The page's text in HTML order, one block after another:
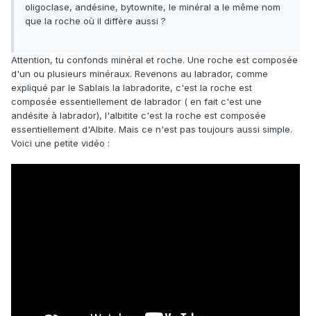
oligoclase, andésine, bytownite, le minéral a le même nom
que la roche où il diffère aussi ?
Attention, tu confonds minéral et roche. Une roche est composée
d'un ou plusieurs minéraux. Revenons au labrador, comme
expliqué par le Sablais la labradorite, c'est la roche est
composée essentiellement de labrador ( en fait c'est une
andésite à labrador), l'albitite c'est la roche est composée
essentiellement d'Albite. Mais ce n'est pas toujours aussi simple.
Voici une petite vidéo :